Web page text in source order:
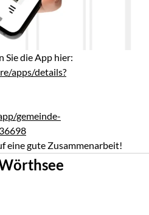
Sie die App hier:
apps/details?
gemeinde-
eine gute Zusammenarbeit!